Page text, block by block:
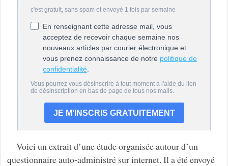
Voici un extrait d’une étude organisée autour d’un
questionnaire auto-administré sur internet. Il a été envoyé